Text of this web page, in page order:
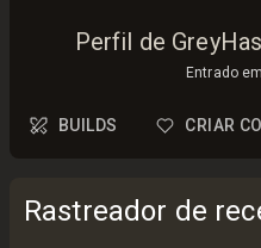
Perfil de
Entrado em
BUILDS CRIAR
Rastreador de